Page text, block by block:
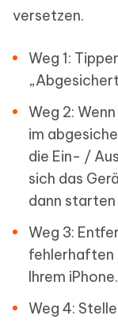
versetzen.
Weg 1:
Weg 2:
im
die Ein- /
sich das
dann starten
Weg 3:
fehlerhaften
Ihrem iPhone.
Weg 4: